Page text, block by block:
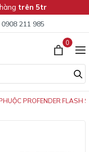
trên 5tr
0908 211 985
0
PROFENDER FLASH